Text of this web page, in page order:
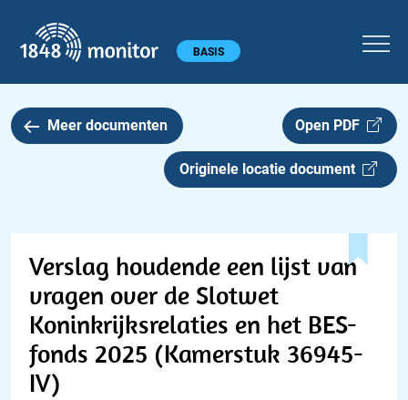
Hoofdmenu BASIS
Meer documenten Open PDF
Originele locatie document
Verslag houdende een lijst van
vragen over de Slotwet
Koninkrijksrelaties en het BES-
fonds 2025 (Kamerstuk 36945-
IV)